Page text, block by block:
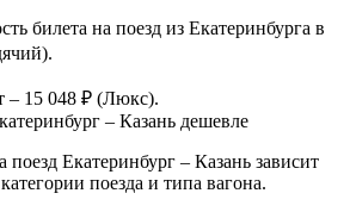
билета на поезд из Екатеринбурга в
– 15 048 ₽ (Люкс).
– Казань дешевле
поезд Екатеринбург – Казань зависит
поезда и типа вагона.